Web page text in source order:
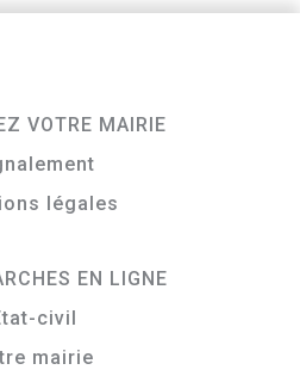
VOTRE MAIRIE
légales
EN LIGNE
civil
mairie